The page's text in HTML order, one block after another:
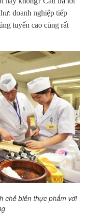
doanh nghiệp tiếp
tuyển cao cùng rất
chế biến thực phẩm với